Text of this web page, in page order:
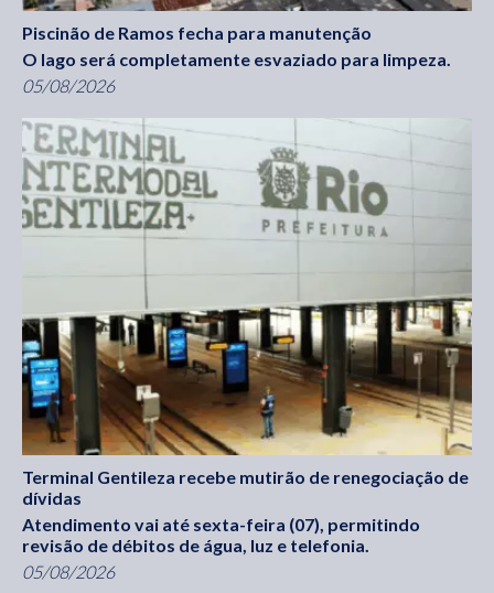
Piscinão de Ramos fecha para manutenção
O lago será completamente esvaziado para limpeza.
05/08/2026
Terminal Gentileza recebe mutirão de renegociação de
dívidas
Atendimento vai até sexta-feira (07), permitindo
revisão de débitos de água, luz e telefonia.
05/08/2026